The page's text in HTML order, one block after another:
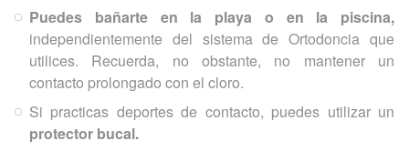
Puedes bañarte en la playa o en la piscina,
independientemente del sistema de Ortodoncia que
utilices. Recuerda, no obstante, no mantener un
contacto prolongado con el cloro.
Si practicas deportes de contacto, puedes utilizar un
protector bucal.